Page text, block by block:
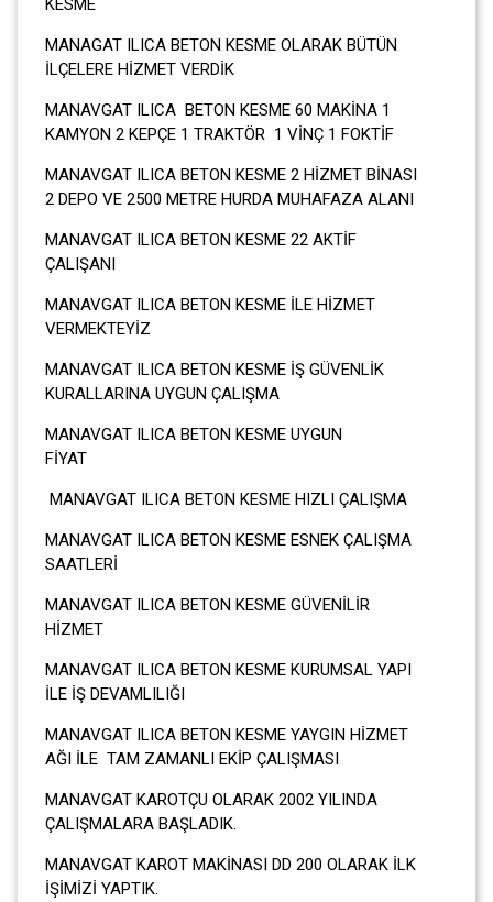
KESME
MANAGAT ILICA BETON KESME OLARAK BÜTÜN
İLÇELERE HİZMET VERDİK
MANAVGAT ILICA BETON KESME 60 MAKİNA 1
KAMYON 2 KEPÇE 1 TRAKTÖR 1 VİNÇ 1 FOKTİF
MANAVGAT ILICA BETON KESME 2 HİZMET BİNASI
2 DEPO VE 2500 METRE HURDA MUHAFAZA ALANI
MANAVGAT ILICA BETON KESME 22 AKTİF
ÇALIŞANI
MANAVGAT ILICA BETON KESME İLE HİZMET
VERMEKTEYİZ
MANAVGAT ILICA BETON KESME İŞ GÜVENLİK
KURALLARINA UYGUN ÇALIŞMA
MANAVGAT ILICA BETON KESME UYGUN
FİYAT
MANAVGAT ILICA BETON KESME HIZLI ÇALIŞMA
MANAVGAT ILICA BETON KESME ESNEK ÇALIŞMA
SAATLERİ
MANAVGAT ILICA BETON KESME GÜVENİLİR
HİZMET
MANAVGAT ILICA BETON KESME KURUMSAL YAPI
İLE İŞ DEVAMLILIĞI
MANAVGAT ILICA BETON KESME YAYGIN HİZMET
AĞI İLE TAM ZAMANLI EKİP ÇALIŞMASI
MANAVGAT KAROTÇU OLARAK 2002 YILINDA
ÇALIŞMALARA BAŞLADIK.
MANAVGAT KAROT MAKİNASI DD 200 OLARAK İLK
İŞİMİZİ YAPTIK.